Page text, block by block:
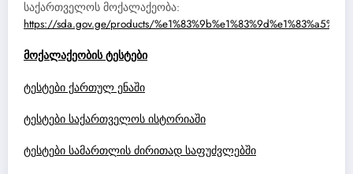
საქართველოს მოქალაქეობა:
https://sda.gov.ge/products/
მოქალაქეობის ტესტები
ტესტები ქართულ ენაში
ტესტები საქართველოს ისტორიაში
ტესტები სამართლის ძირითად საფუძვლებში